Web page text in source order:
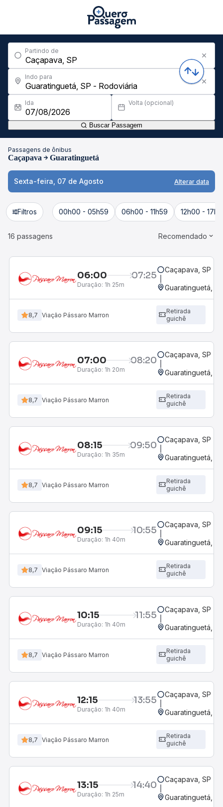
Partindo de
Indo para
Ida Volta (opcional)
Buscar Passagem
Passagens de ônibus
Caçapava Guaratinguetá
Sexta-feira, 07 de Agosto Alterar data
Filtros 00h00 - 05h59 06h00 - 11h59 12h00 -
16 passagens Recomendado
06:00 07:25
Duração: 1h 25m
Caçapava, SP
Guaratinguetá,
8,7 Viação Pássaro Marron
Retirada
guichê
07:00 08:20
Duração: 1h 20m
Caçapava, SP
Guaratinguetá,
8,7 Viação Pássaro Marron
Retirada
guichê
08:15 09:50
Duração: 1h 35m
Caçapava, SP
Guaratinguetá,
8,7 Viação Pássaro Marron
Retirada
guichê
09:15 10:55
Duração: 1h 40m
Caçapava, SP
Guaratinguetá,
8,7 Viação Pássaro Marron
Retirada
guichê
10:15 11:55
Duração: 1h 40m
Caçapava, SP
Guaratinguetá,
8,7 Viação Pássaro Marron
Retirada
guichê
12:15 13:55
Duração: 1h 40m
Caçapava, SP
Guaratinguetá,
8,7 Viação Pássaro Marron
Retirada
guichê
13:15 14:40
Duração: 1h 25m
Caçapava, SP
Guaratinguetá,